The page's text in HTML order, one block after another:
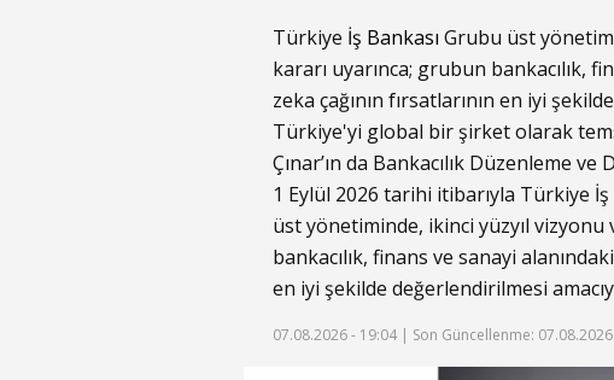
Türkiye İş Bankası Grubu üst
kararı uyarınca; grubun bankacılık,
zeka çağının fırsatlarının en iyi
Türkiye'yi global bir şirket olarak
Çınar’ın da Bankacılık Düzenleme
1 Eylül 2026 tarihi itibarıyla Türkiye
üst yönetiminde, ikinci yüzyıl
bankacılık, finans ve sanayi
en iyi şekilde değerlendirilmesi
07.08.2026 - 19:04 | Son Güncellenme: